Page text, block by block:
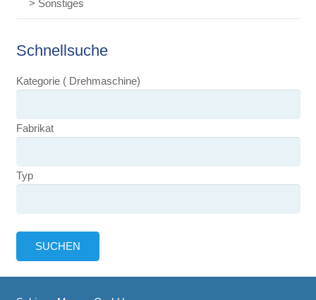
> Sonstiges
Schnellsuche
Kategorie ( Drehmaschine)
Fabrikat
Typ